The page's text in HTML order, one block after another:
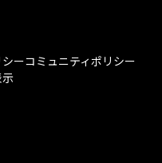
ーコミュニティポリシー